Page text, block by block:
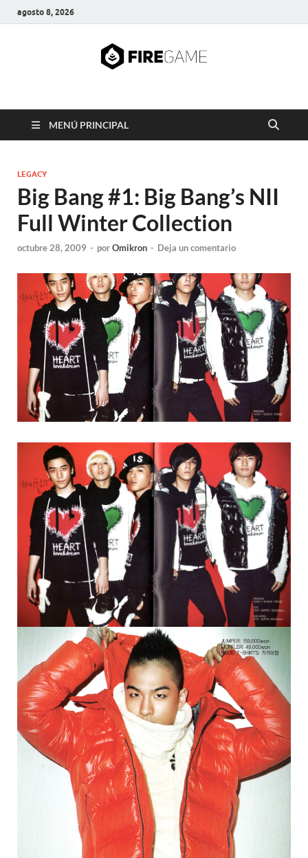
agosto 8, 2026
FIRE GAME
MENÚ PRINCIPAL
LEGACY
Big Bang #1: Big Bang’s NII
Full Winter Collection
octubre 28, 2009 - porOmikron - Deja un comentario